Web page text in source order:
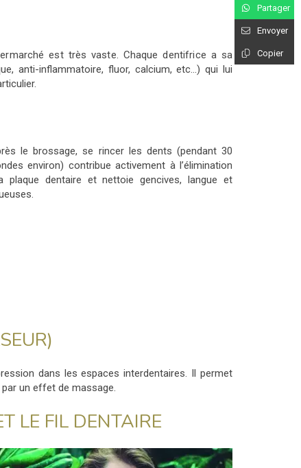
est très vaste. Chaque dentifrice a sa
anti-inflammatoire, fluor, calcium, etc…) qui lui
le brossage, se rincer les dents (pendant 30
environ) contribue activement à l’élimination
plaque dentaire et nettoie gencives, langue et
dans les espaces interdentaires. Il permet
un effet de massage.
LE FIL DENTAIRE
Partager
Envoyer
Copier